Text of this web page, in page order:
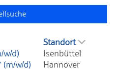
Standort
w/d)
Isenbüttel
(m/w/d)
Hannover